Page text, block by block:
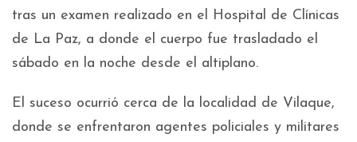
tras un examen realizado en el Hospital de Clínicas
de La Paz, a donde el cuerpo fue trasladado el
sábado en la noche desde el altiplano.
El suceso ocurrió cerca de la localidad de Vilaque,
donde se enfrentaron agentes policiales y militares